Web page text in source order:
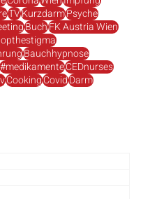
colitiscrohn
CoronaWienImpfung
TVKurzdarm
BuchFK Austria Wien
Bauchhypnose